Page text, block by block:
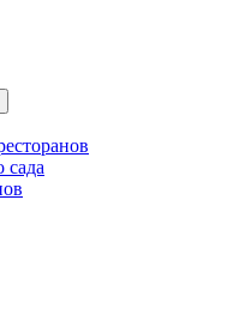
сада